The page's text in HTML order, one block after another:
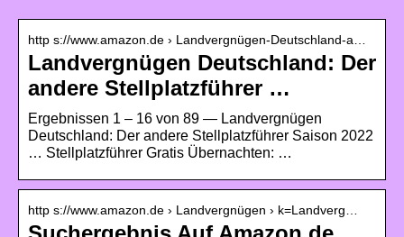
http s://www.amazon.de › Landvergnügen-Deutschland-a…
Landvergnügen Deutschland: Der
andere Stellplatzführer …
Ergebnissen 1 – 16 von 89 — Landvergnügen
Deutschland: Der andere Stellplatzführer Saison 2022
… Stellplatzführer Gratis Übernachten: …
http s://www.amazon.de › Landvergnügen › k=Landverg…